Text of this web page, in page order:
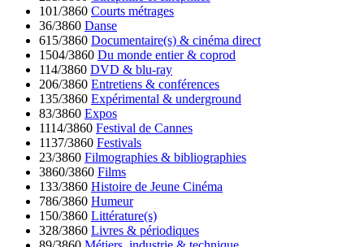
101/3860 Courts métrages
36/3860 Danse
615/3860 Documentaire(s) & cinéma direct
1504/3860 Du monde entier & coprod
114/3860 DVD & blu-ray
206/3860 Entretiens & conférences
135/3860 Expérimental & underground
83/3860 Expos
1114/3860 Festival de Cannes
1137/3860 Festivals
23/3860 Filmographies & bibliographies
3860/3860 Films
133/3860 Histoire de Jeune Cinéma
786/3860 Humeur
150/3860 Littérature(s)
328/3860 Livres & périodiques